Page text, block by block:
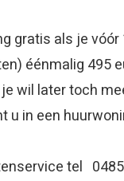
gratis als je
éénmalig 495
wil later toch
in een
tel